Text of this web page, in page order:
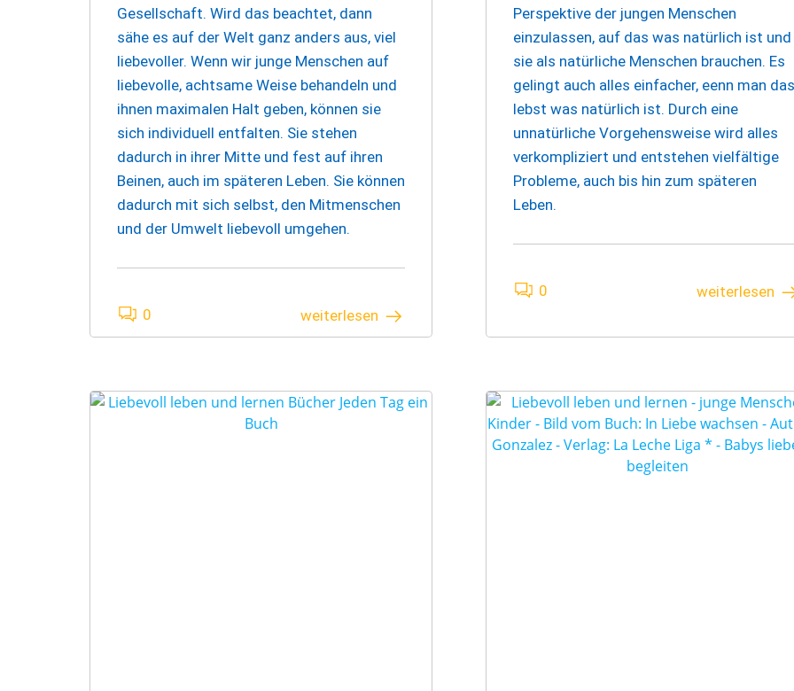
Gesellschaft. Wird das beachtet, dann
sähe es auf der Welt ganz anders aus, viel
liebevoller. Wenn wir junge Menschen auf
liebevolle, achtsame Weise behandeln und
ihnen maximalen Halt geben, können sie
sich individuell entfalten. Sie stehen
dadurch in ihrer Mitte und fest auf ihren
Beinen, auch im späteren Leben. Sie können
dadurch mit sich selbst, den Mitmenschen
und der Umwelt liebevoll umgehen.
0 weiterlesen
Perspektive der jungen Menschen
einzulassen, auf das was natürlich ist und
sie als natürliche Menschen brauchen. Es
gelingt auch alles einfacher, eenn man das
lebst was natürlich ist. Durch eine
unnatürliche Vorgehensweise wird alles
verkompliziert und entstehen vielfältige
Probleme, auch bis hin zum späteren
Leben.
0 weiterlesen